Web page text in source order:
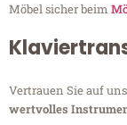
Möbel sicher beim
Vertrauen Sie auf
wertvolles